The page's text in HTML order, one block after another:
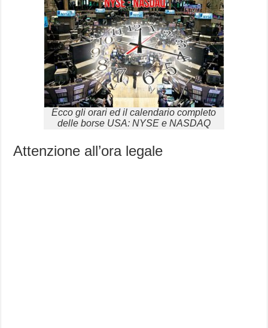
Ecco gli orari ed il calendario completo
delle borse USA: NYSE e NASDAQ
Attenzione all’ora legale